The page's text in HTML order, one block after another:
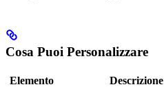
Cosa Puoi Personalizzare
Elemento Descrizione